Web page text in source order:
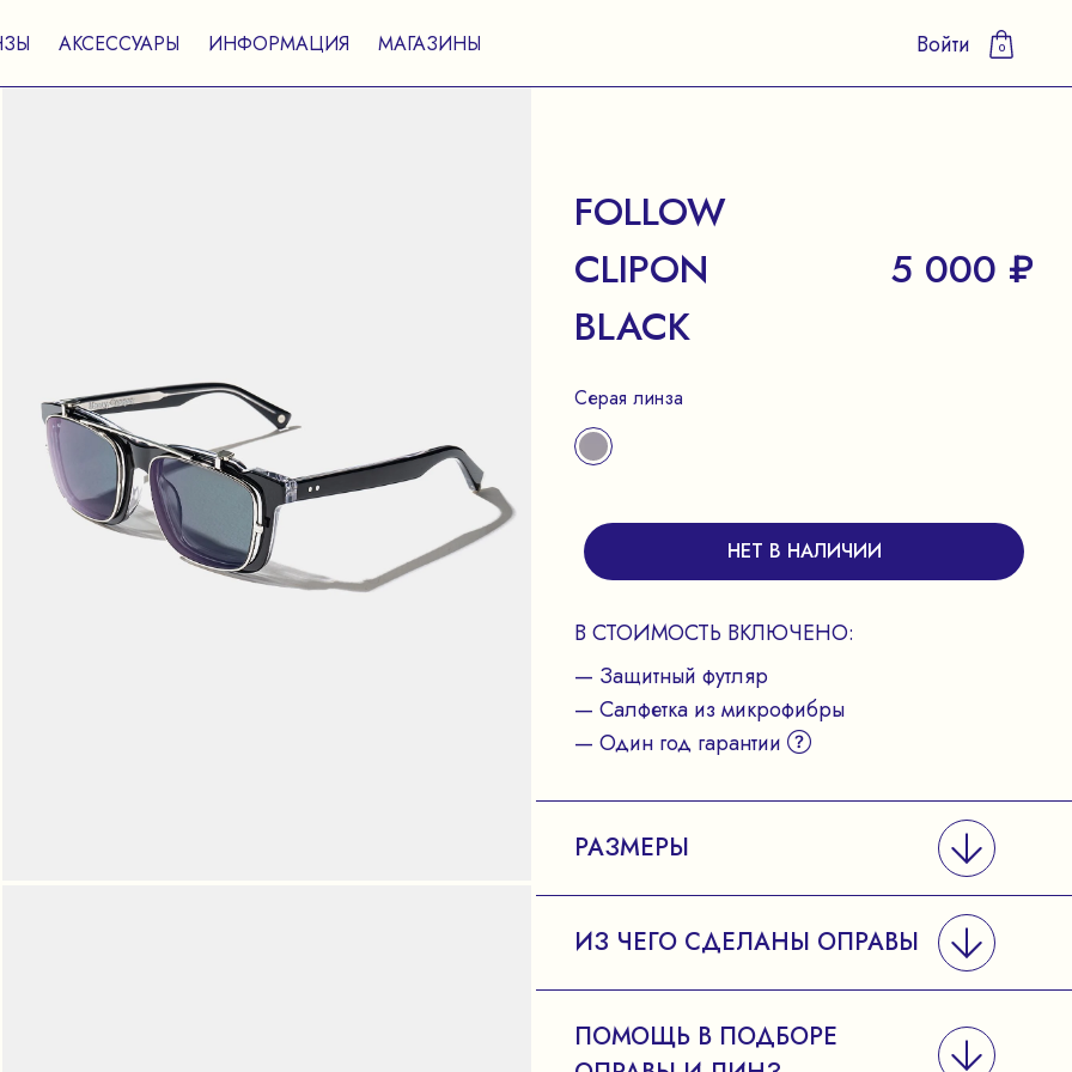
АКСЕССУАРЫ ИНФОРМАЦИЯ МАГАЗИНЫ Войти 0
FOLLOW
CLIPON
BLACK
5 000 ₽
Серая линза
НЕТ В НАЛИЧИИ
В СТОИМОСТЬ ВКЛЮЧЕНО:
— Защитный футляр
— Салфетка из микрофибры
— Один год гарантии
РАЗМЕРЫ
ИЗ ЧЕГО СДЕЛАНЫ ОПРАВЫ
ПОМОЩЬ В ПОДБОРЕ